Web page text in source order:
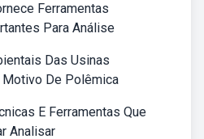
Ferramentas
Para Análise
Das Usinas
De Polêmica
E Ferramentas Que
Analisar